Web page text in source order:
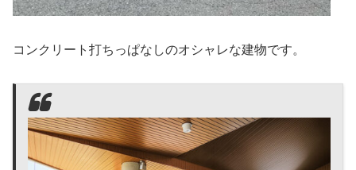
コンクリート打ちっぱなしのオシャレな建物です。